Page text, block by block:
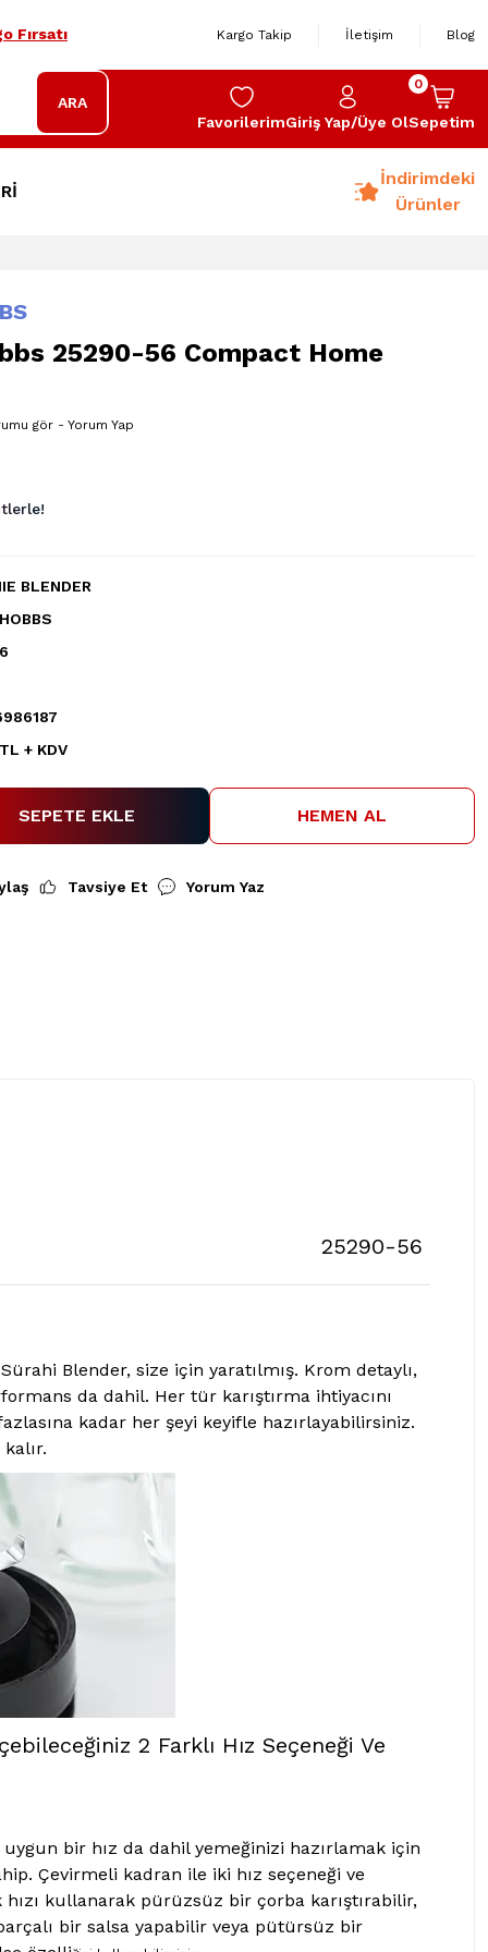
Fırsatı Kargo Takip İletişim Blog
ARA
FavorilerimGiriş Yap/Üye OlSepetim
0
İndirimdeki
Ürünler
25290-56 Compact Home
gör - Yorum Yap
BLENDER
+ KDV
SEPETE EKLE HEMEN AL
Tavsiye Et Yorum Yaz
25290-56
Blender, size için yaratılmış. Krom detaylı,
da dahil. Her tür karıştırma ihtiyacını
kadar her şeyi keyifle hazırlayabilirsiniz.
2 Farklı Hız Seçeneği Ve
bir hız da dahil yemeğinizi hazırlamak için
Çevirmeli kadran ile iki hız seçeneği ve
kullanarak pürüzsüz bir çorba karıştırabilir,
bir salsa yapabilir veya pütürsüz bir